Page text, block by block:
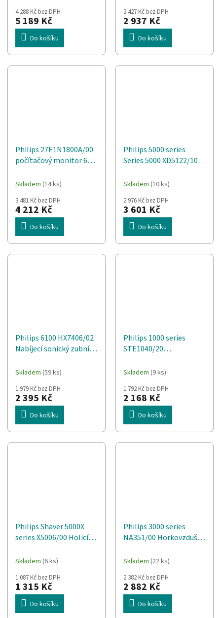
4 288 Kč bez DPH
5 189 Kč
Do košíku
2 427 Kč bez DPH
2 937 Kč
Do košíku
Philips 27E1N1800A/00
počítačový monitor 68,6
4K Ultra HD LED Černá
Skladem (14 ks)
3 481 Kč bez DPH
4 212 Kč
Do košíku
Philips 5000 series
Series 5000 XD5122/10
Skladem (10 ks)
2 976 Kč bez DPH
3 601 Kč
Do košíku
Philips 6100 HX7406/02
Nabíjecí sonický zubní
Skladem (59 ks)
1 979 Kč bez DPH
2 395 Kč
Do košíku
Philips 1000 series
STE1040/20
1800 W 1,8 l Zelená
Skladem (9 ks)
1 792 Kč bez DPH
2 168 Kč
Do košíku
Philips Shaver 5000X
series X5006/00 Holicí
suché holení
Skladem (6 ks)
1 087 Kč bez DPH
1 315 Kč
Do košíku
Philips 3000 series
NA351/00 Horkovzdušná
Skladem (22 ks)
2 382 Kč bez DPH
2 882 Kč
Do košíku